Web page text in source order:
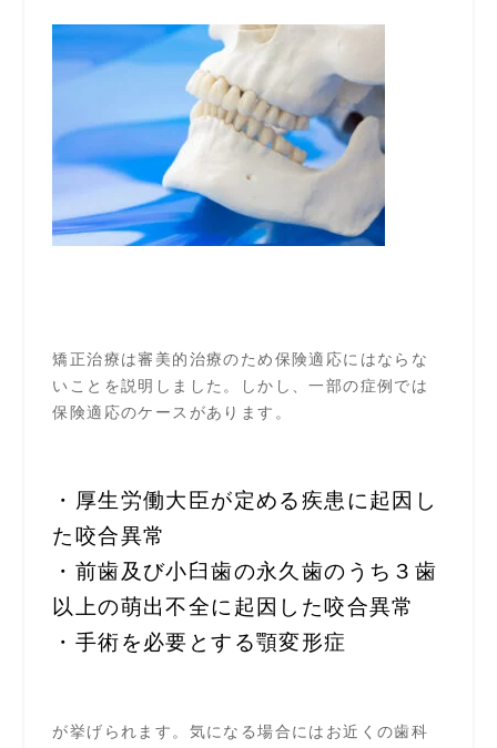
矯正治療は審美的治療のため保険適応にはならな
いことを説明しました。しかし、一部の症例では
保険適応のケースがあります。
・厚生労働大臣が定める疾患に起因し
た咬合異常
・前歯及び小臼歯の永久歯のうち３歯
以上の萌出不全に起因した咬合異常
・手術を必要とする顎変形症
が挙げられます。気になる場合にはお近くの歯科